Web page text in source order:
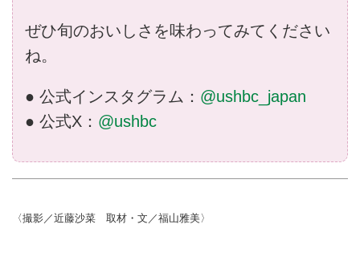
ぜひ旬のおいしさを味わってみてください
ね。
● 公式インスタグラム： @ushbc_japan
● 公式X： @ushbc
〈撮影／近藤沙菜 取材・文／福山雅美〉